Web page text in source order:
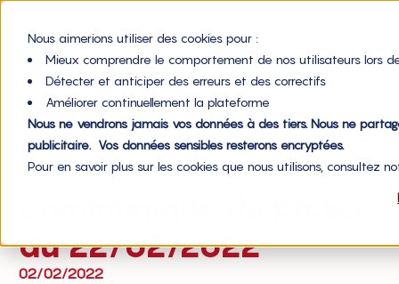
Nous aimerions utiliser des cookies pour :
Mieux comprendre le comportement de nos utilisateurs lors
Détecter et anticiper des erreurs et des correctifs
Améliorer continuellement la plateforme
Nous ne vendrons jamais vos données à des tiers. Nous ne
publicitaire. Vos données sensibles resterons encryptées.
Pour en savoir plus sur les cookies que nous utilisons, consultez
Communiqués
du 22/02/2022
02/02/2022